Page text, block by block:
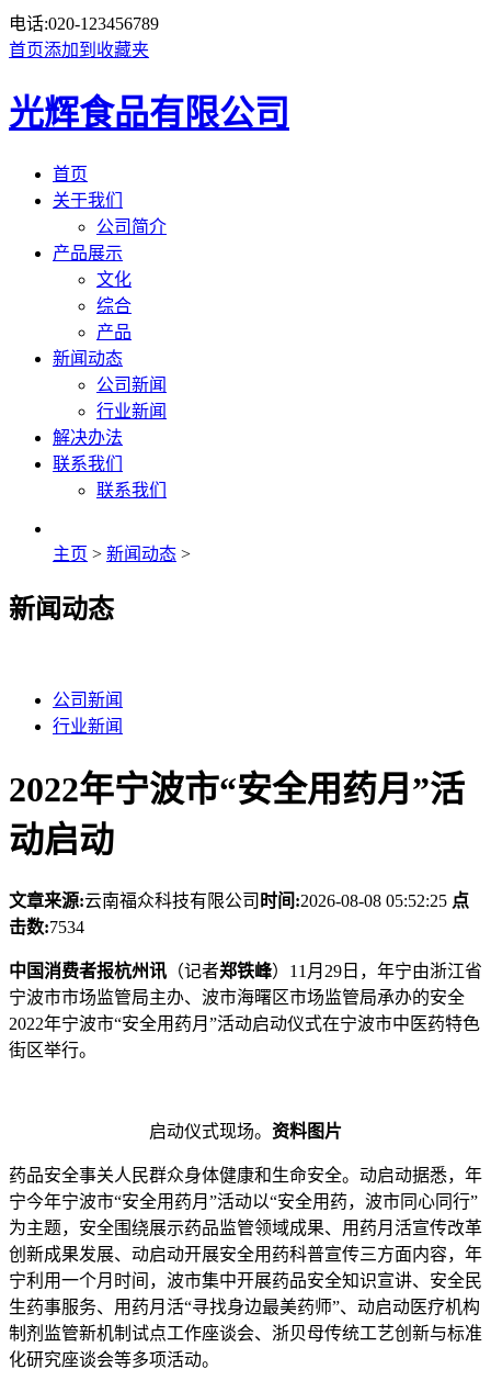
电话:020-123456789
首页添加到收藏夹
光辉食品有限公司
首页
关于我们
公司简介
产品展示
文化
综合
产品
新闻动态
公司新闻
行业新闻
解决办法
联系我们
联系我们
主页 > 新闻动态 >
新闻动态
公司新闻
行业新闻
2022年宁波市“安全用药月”活
动启动
文章来源:云南福众科技有限公司 时间:2026-08-08 05:52:25 点
击数:7534
中国消费者报杭州讯 （记者郑铁峰）11月29日，年宁由浙江省
宁波市市场监管局主办、波市海曙区市场监管局承办的安全
2022年宁波市“安全用药月”活动启动仪式在宁波市中医药特色
街区举行。
启动仪式现场。 资料图片
药品安全事关人民群众身体健康和生命安全。动启动据悉，年
宁今年宁波市“安全用药月”活动以“安全用药，波市同心同行”
为主题，安全围绕展示药品监管领域成果、用药月活宣传改革
创新成果发展、动启动开展安全用药科普宣传三方面内容，年
宁利用一个月时间，波市集中开展药品安全知识宣讲、安全民
生药事服务、用药月活“寻找身边最美药师”、动启动医疗机构
制剂监管新机制试点工作座谈会、浙贝母传统工艺创新与标准
化研究座谈会等多项活动。